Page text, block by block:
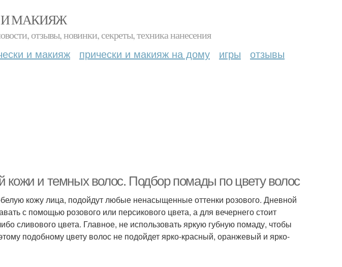
И МАКИЯЖ
отзывы, новинки, секреты, техника нанесения
и макияж прически и макияж на дому игры отзывы
кожи и темных волос. Подбор помады по цвету волос
кожу лица, подойдут любые ненасыщенные оттенки розового. Дневной
с помощью розового или персикового цвета, а для вечернего стоит
сливового цвета. Главное, не использовать яркую губную помаду, чтобы
подобному цвету волос не подойдет ярко-красный, оранжевый и ярко-